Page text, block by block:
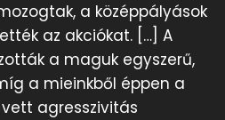
a középpályások
az akciókat. […] A
a maguk egyszerű,
a mieinkből éppen a
agresszivitás